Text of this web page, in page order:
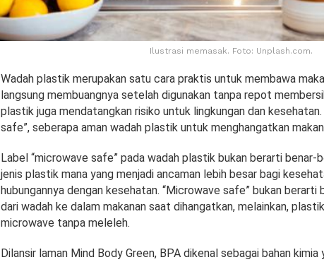
Ilustrasi memasak. Foto: Unplash.com.
Wadah plastik merupakan satu cara praktis untuk membawa
langsung membuangnya setelah digunakan tanpa repot
plastik juga mendatangkan risiko untuk lingkungan dan
safe”, seberapa aman wadah plastik untuk menghangatkan
Label “microwave safe” pada wadah plastik bukan berarti benar-
jenis plastik mana yang menjadi ancaman lebih besar bagi
hubungannya dengan kesehatan. “Microwave safe” bukan berarti
dari wadah ke dalam makanan saat dihangatkan, melainkan,
microwave tanpa meleleh.
Dilansir laman Mind Body Green, BPA dikenal sebagai bahan